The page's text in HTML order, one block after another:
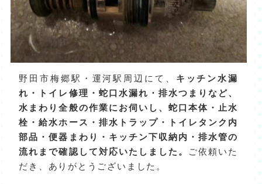
野田市梅郷駅・運河駅周辺にて、 キッチン水漏
れ・トイレ修理・蛇口水漏れ・排水つまりなど、
水まわり全般の作業にお伺いし、蛇口本体・止水
栓・給水ホース・排水トラップ・トイレタンク内
部品・便器まわり・キッチン下収納内・排水管の
流れまで確認して対応いたしました。
ご依頼いた
だき、ありがとうございました。